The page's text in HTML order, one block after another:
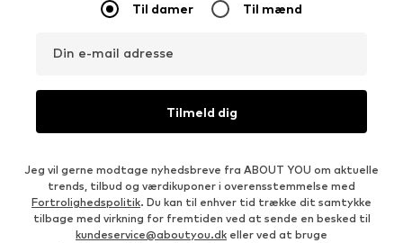
Til damer Til mænd
Din e-mail adresse
Tilmeld dig
Jeg vil gerne modtage nyhedsbreve fra ABOUT YOU om aktuelle
trends, tilbud og værdikuponer i overensstemmelse med
Fortrolighedspolitik. Du kan til enhver tid trække dit samtykke
tilbage med virkning for fremtiden ved at sende en besked til
kundeservice@aboutyou.dk eller ved at bruge